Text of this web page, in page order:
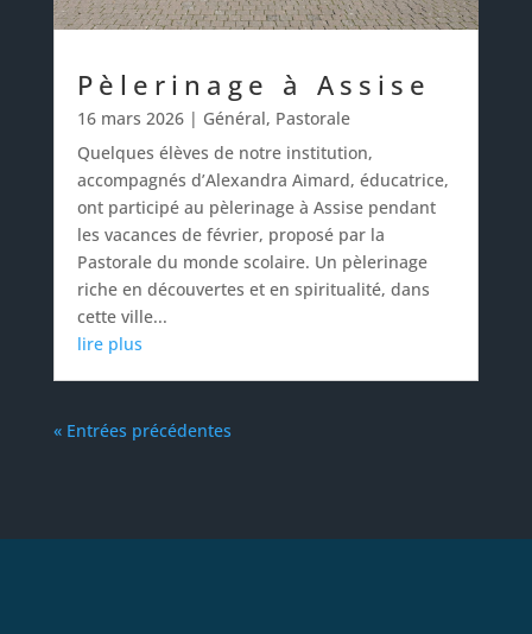
Pèlerinage à Assise
16 mars 2026| Général, Pastorale
Quelques élèves de notre institution,
accompagnés d’Alexandra Aimard, éducatrice,
ont participé au pèlerinage à Assise pendant
les vacances de février, proposé par la
Pastorale du monde scolaire. Un pèlerinage
riche en découvertes et en spiritualité, dans
cette ville...
lire plus
« Entrées précédentes